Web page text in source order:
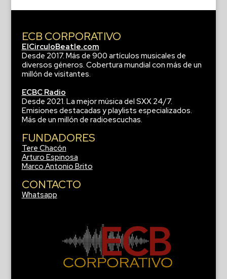
ECB CORPORATIVO
ElCirculoBeatle.com
Desde 2017. Más de 900 artículos musicales de
diversos géneros. Cobertura mundial con más de un
millón de visitantes.
ECBC Radio
Desde 2021. La mejor música del SXX 24/7.
Emisiones destacadas y playlists especializados.
Más de un millón de radioescuchas.
FUNDADORES
Tere Chacón
Arturo Espinosa
Marco Antonio Brito
CONTACTO
Whatsapp